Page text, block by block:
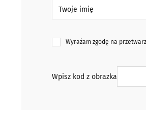
Wyrażam zgodę na
Wpisz kod z obrazka